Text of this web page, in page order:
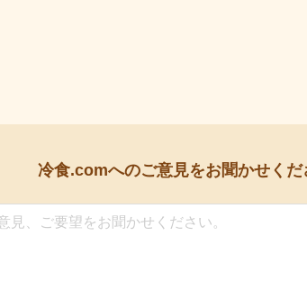
冷食.comへのご意見をお聞かせくだ